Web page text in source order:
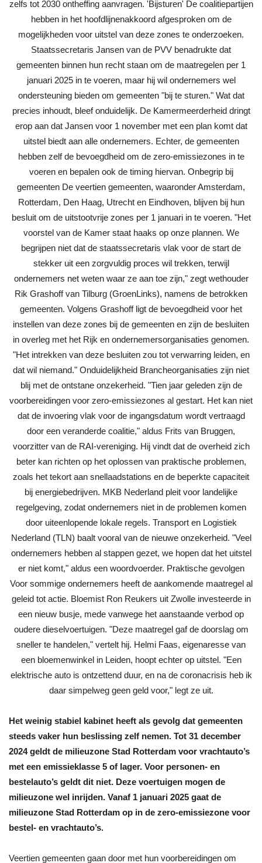
Het weinig stabiel kabinet heeft als gevolg dat gemeenten
steeds vaker hun beslissing zelf nemen. Tot 31 december
2024 geldt de milieuzone Stad Rotterdam voor vrachtauto’s
met een emissieklasse 5 of lager. Voor personen- en
bestelauto’s geldt dit niet. Deze voertuigen mogen de
milieuzone wel inrijden. Vanaf 1 januari 2025 gaat de
milieuzone Stad Rotterdam op in de zero-emissiezone voor
bestel- en vrachtauto’s.
Veertien gemeenten gaan door met hun voorbereidingen om